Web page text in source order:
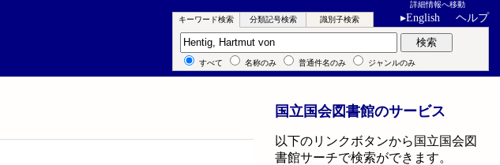
詳細情報へ移動
▸English ヘルプ
キーワード検索 分類記号検索 識別子検索
キーワード検索 検索
すべて 名称のみ 普通件名のみ ジャンルのみ
国立国会図書館のサービス
以下のリンクボタンから国立国会図
書館サーチで検索ができます。